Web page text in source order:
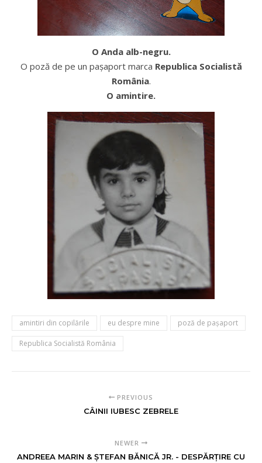
O Anda alb-negru.
O poză de pe un paşaport marca Republica Socialistă
România.
O amintire.
amintiri din copilările eu despre mine poză de paşaport
Republica Socialistă România
PREVIOUS
CÂINII IUBESC ZEBRELE
NEWER
ANDREEA MARIN & ȘTEFAN BĂNICĂ JR. - DESPĂRȚIRE CU